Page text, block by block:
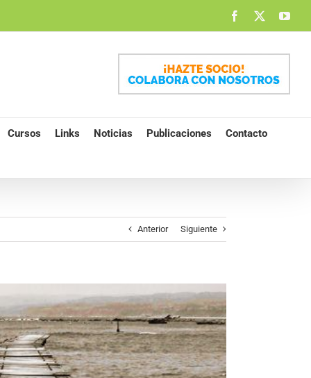
Facebook
Cursos Links Noticias Publicaciones Contacto
Anterior Siguiente